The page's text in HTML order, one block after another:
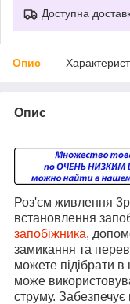
Доступна
Опис
Опис
Роз'єм живлення
встановлення
запобіжника,
замикання та
можете підібрати
може
струму.